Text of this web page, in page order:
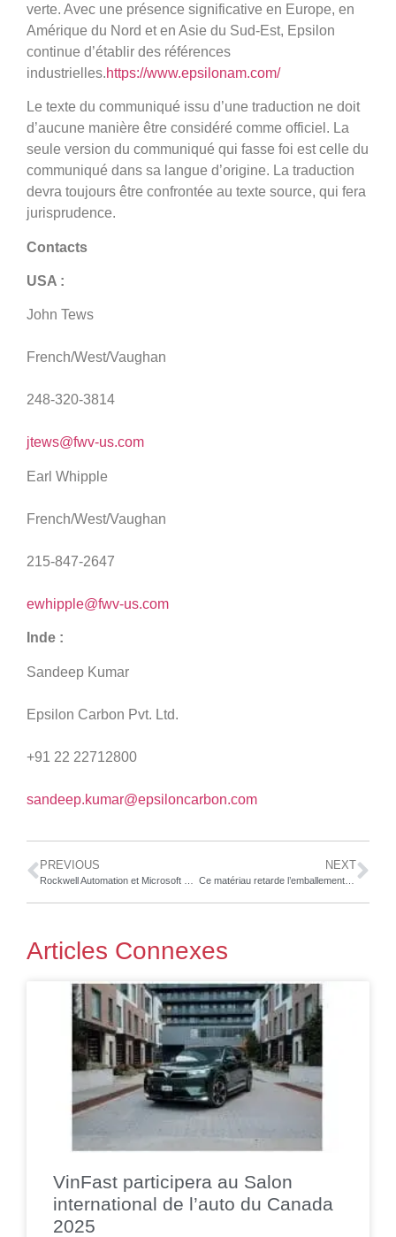
verte. Avec une présence significative en Europe, en
Amérique du Nord et en Asie du Sud-Est, Epsilon
continue d’établir des références
industrielles.https://www.epsilonam.com/
Le texte du communiqué issu d’une traduction ne doit
d’aucune manière être considéré comme officiel. La
seule version du communiqué qui fasse foi est celle du
communiqué dans sa langue d’origine. La traduction
devra toujours être confrontée au texte source, qui fera
jurisprudence.
Contacts
USA :
John Tews
French/West/Vaughan
248-320-3814
jtews@fwv-us.com
Earl Whipple
French/West/Vaughan
215-847-2647
ewhipple@fwv-us.com
Inde :
Sandeep Kumar
Epsilon Carbon Pvt. Ltd.
+91 22 22712800
sandeep.kumar@epsiloncarbon.com
PREVIOUS NEXT
Ce matériau retarde l’emballement thermique même à 1 500 °C pendant 20 minutes : LG Chem-LX Hausys, une percée dans le développement d’un matériau qui retarde l’emballement thermique des batteries
Articles Connexes
VinFast participera au Salon
international de l’auto du Canada
2025